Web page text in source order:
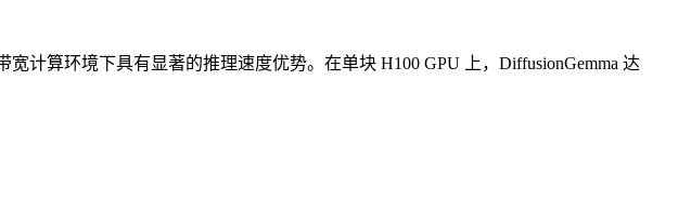
计算环境下具有显著的推理速度优势。在单块 H100 GPU 上，DiffusionGemma 达